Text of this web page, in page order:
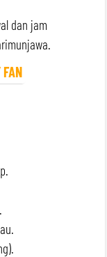
dan jam
FAN